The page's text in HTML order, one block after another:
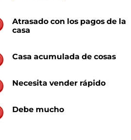
Atrasado con los pagos de la
casa
Casa acumulada de cosas
Necesita vender rápido
Debe mucho